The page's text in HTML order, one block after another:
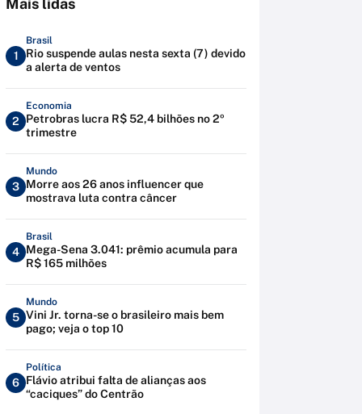
Mais lidas
1
Brasil
Rio suspende aulas nesta sexta (7) devido
a alerta de ventos
2
Economia
Petrobras lucra R$ 52,4 bilhões no 2º
trimestre
3
Mundo
Morre aos 26 anos influencer que
mostrava luta contra câncer
4
Brasil
Mega-Sena 3.041: prêmio acumula para
R$ 165 milhões
5
Mundo
Vini Jr. torna-se o brasileiro mais bem
pago; veja o top 10
6
Política
Flávio atribui falta de alianças aos
“caciques” do Centrão